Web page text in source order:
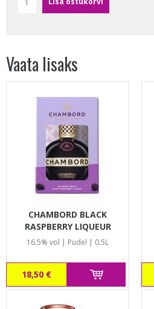
Vaata lisaks
CHAMBORD BLACK
RASPBERRY LIQUEUR
16.5% vol | Pudel | 0.5L
18,50 €